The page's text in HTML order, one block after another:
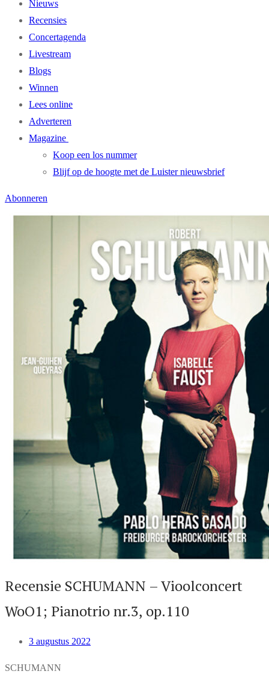
Nieuws
Recensies
Concertagenda
Livestream
Blogs
Winnen
Lees online
Adverteren
Magazine
Koop een los nummer
Blijf op de hoogte met de Luister nieuwsbrief
Abonneren
Recensie SCHUMANN – Vioolconcert
WoO1; Pianotrio nr.3, op.110
3 augustus 2022
SCHUMANN